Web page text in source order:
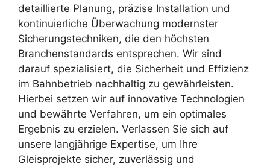
detaillierte Planung, präzise Installation und
kontinuierliche Überwachung modernster
Sicherungstechniken, die den höchsten
Branchenstandards entsprechen. Wir sind
darauf spezialisiert, die Sicherheit und Effizienz
im Bahnbetrieb nachhaltig zu gewährleisten.
Hierbei setzen wir auf innovative Technologien
und bewährte Verfahren, um ein optimales
Ergebnis zu erzielen. Verlassen Sie sich auf
unsere langjährige Expertise, um Ihre
Gleisprojekte sicher, zuverlässig und